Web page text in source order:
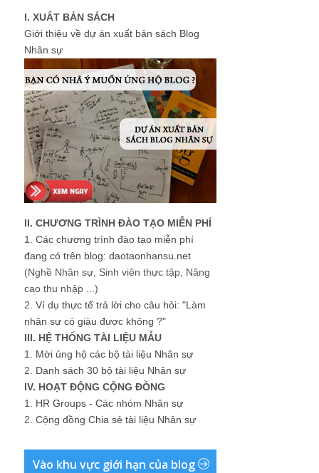
I. XUẤT BẢN SÁCH
Giới thiệu về dự án xuất bản sách Blog
Nhân sự
II. CHƯƠNG TRÌNH ĐÀO TẠO MIỄN PHÍ
1. Các chương trình đào tạo miễn phí
đang có trên blog: daotaonhansu.net
(Nghề Nhân sự, Sinh viên thực tập, Nâng
cao thu nhập ...)
2. Ví dụ thực tế trả lời cho câu hỏi: "Làm
nhân sự có giàu được không ?"
III. HỆ THỐNG TÀI LIỆU MẪU
1. Mời ủng hộ các bộ tài liệu Nhân sự
2. Danh sách 30 bộ tài liệu Nhân sự
IV. HOẠT ĐỘNG CỘNG ĐỒNG
1. HR Groups - Các nhóm Nhân sự
2. Cộng đồng Chia sẻ tài liệu Nhân sự
Vào khu vực giới hạn của blog